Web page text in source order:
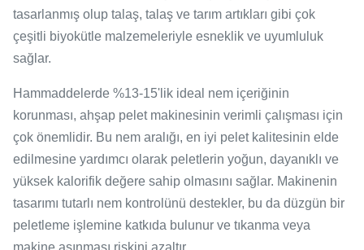
tasarlanmış olup talaş, talaş ve tarım artıkları gibi çok
çeşitli biyokütle malzemeleriyle esneklik ve uyumluluk
sağlar.
Hammaddelerde %13-15'lik ideal nem içeriğinin
korunması, ahşap pelet makinesinin verimli çalışması için
çok önemlidir. Bu nem aralığı, en iyi pelet kalitesinin elde
edilmesine yardımcı olarak peletlerin yoğun, dayanıklı ve
yüksek kalorifik değere sahip olmasını sağlar. Makinenin
tasarımı tutarlı nem kontrolünü destekler, bu da düzgün bir
peletleme işlemine katkıda bulunur ve tıkanma veya
makine aşınması riskini azaltır.